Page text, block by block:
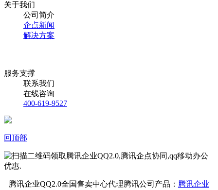
关于我们
公司简介
企点新闻
解决方案
服务支撑
联系我们
在线咨询
400-619-9527
回顶部
腾讯企业QQ2.0全国售卖中心代理腾讯公司产品： 腾讯企业